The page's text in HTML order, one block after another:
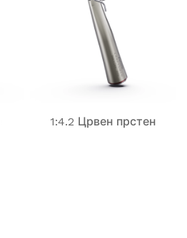
1:4.2 Црвен прстен